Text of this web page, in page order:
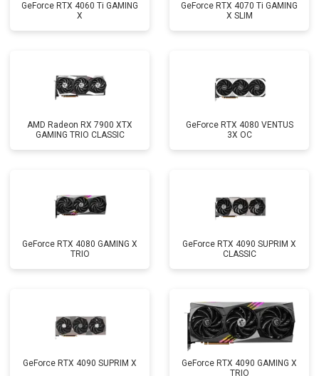
GeForce RTX 4060 Ti GAMING
X
GeForce RTX 4070 Ti GAMING
X SLIM
AMD Radeon RX 7900 XTX
GAMING TRIO CLASSIC
GeForce RTX 4080 VENTUS
3X OC
GeForce RTX 4080 GAMING X
TRIO
GeForce RTX 4090 SUPRIM X
CLASSIC
GeForce RTX 4090 SUPRIM X
GeForce RTX 4090 GAMING X
TRIO